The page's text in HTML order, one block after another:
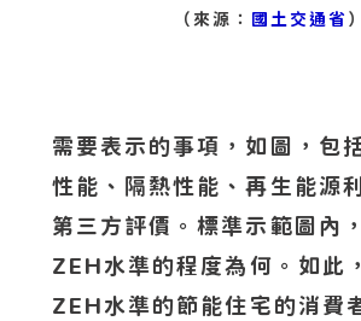
（來源： 國土交通省 ）
需要表示的事項，如圖，包
性能、隔熱性能、再生能源
第三方評價。標準示範圖內
ZEH水準的程度為何。如此
ZEH水準的節能住宅的消費